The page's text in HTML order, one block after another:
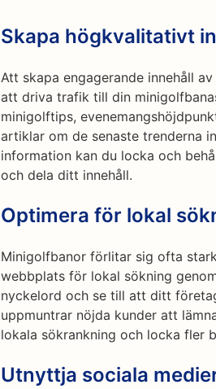
Skapa högkvalitativt
Att skapa engagerande innehåll
att driva trafik till din
minigolftips,
artiklar om de senaste trenderna
information kan du locka och
och dela ditt innehåll.
Optimera för lokal
Minigolfbanor förlitar sig ofta
webbplats för lokal sökning
nyckelord och se till att ditt
uppmuntrar nöjda kunder att
lokala sökrankning och locka fler
Utnyttja sociala